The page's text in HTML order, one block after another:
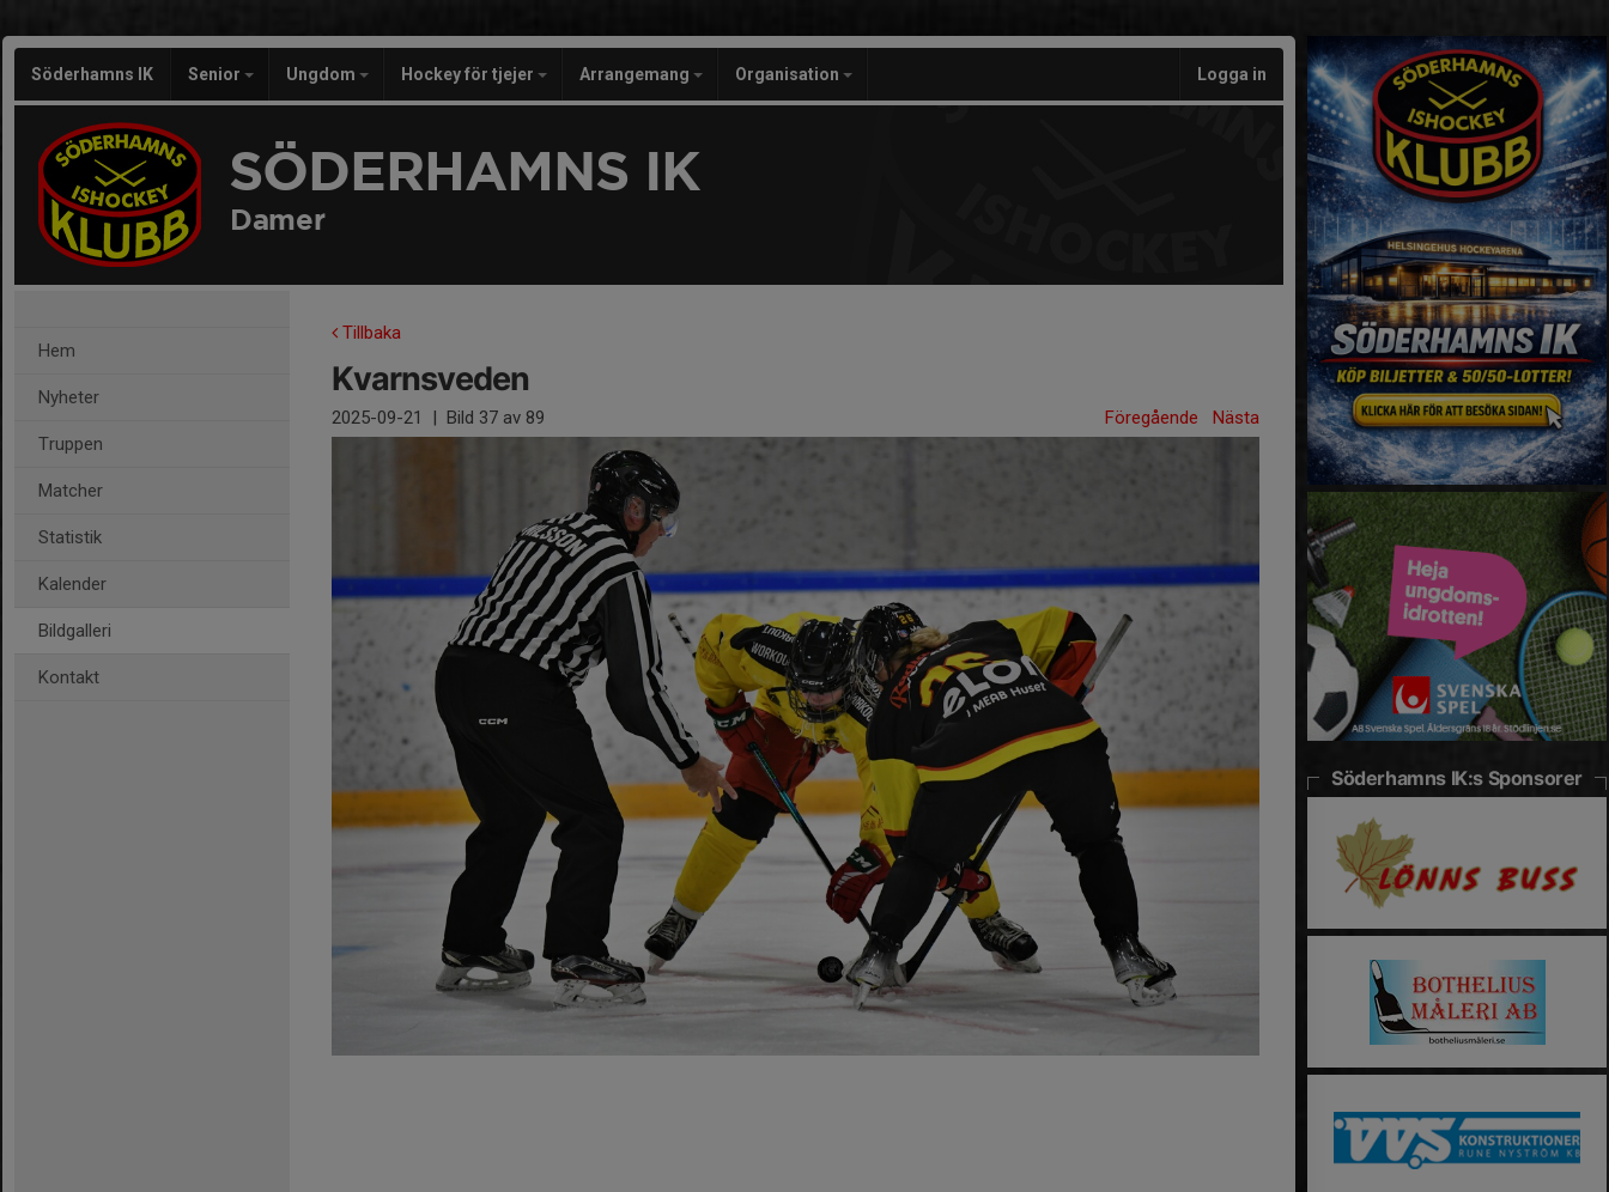
Söderhamns IK Senior Ungdom Hockey för tjejer Arrangemang Organisation Logga in
SÖDERHAMNS IK
Damer
Hem
Nyheter
Truppen
Matcher
Statistik
Kalender
Bildgalleri
Kontakt
Tillbaka
Kvarnsveden
2025-09-21 | Bild 37 av 89 Föregående Nästa
Söderhamns IK:s Sponsorer